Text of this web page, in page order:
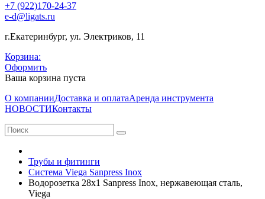
+7 (922)170-24-37
e-d@ligats.ru
г.Екатеринбург, ул. Электриков, 11
Корзина:
Оформить
Ваша корзина пуста
О компанииДоставка и оплатаАренда инструмента
НОВОСТИКонтакты
Трубы и фитинги
Система Viega Sanpress Inox
Водорозетка 28x1 Sanpress Inox, нержавеющая сталь,
Viega